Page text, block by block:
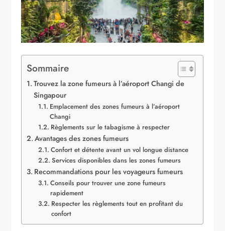
Sommaire
Trouvez la zone fumeurs à l’aéroport Changi de
Singapour
Emplacement des zones fumeurs à l’aéroport
Changi
Règlements sur le tabagisme à respecter
Avantages des zones fumeurs
Confort et détente avant un vol longue distance
Services disponibles dans les zones fumeurs
Recommandations pour les voyageurs fumeurs
Conseils pour trouver une zone fumeurs
rapidement
Respecter les règlements tout en profitant du
confort